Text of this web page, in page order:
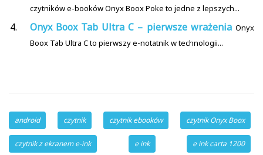
czytników e-booków Onyx Boox Poke to jedne z lepszych...
Onyx Boox Tab Ultra C – pierwsze wrażenia Onyx
Boox Tab Ultra C to pierwszy e-notatnik w technologii...
android czytnik czytnik ebooków czytnik Onyx Boox
czytnik z ekranem e-ink e ink e ink carta 1200